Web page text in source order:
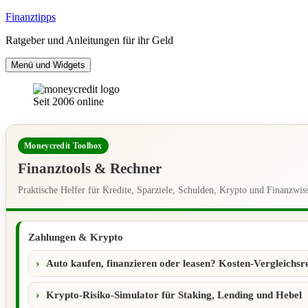
Zum
springen
Finanztipps
Ratgeber und Anleitungen für ihr Geld
Menü und Widgets
Seit 2006 online
Moneycredit Toolbox
Finanztools & Rechner
Praktische Helfer für Kredite, Sparziele, Schulden, Krypto und
Zahlungen & Krypto
Auto kaufen, finanzieren oder leasen? Kosten-
Krypto-Risiko-Simulator für Staking, Lending und Hebel